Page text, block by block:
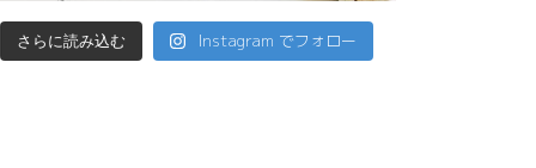
さらに読み込む Instagram でフォロー